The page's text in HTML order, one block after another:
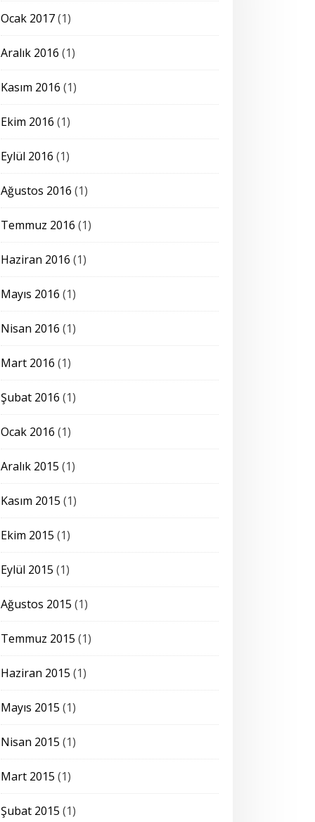
Ocak 2017(1)
Aralık 2016 (1)
Kasım 2016 (1)
Ekim 2016 (1)
Eylül 2016 (1)
Ağustos 2016 (1)
Temmuz 2016 (1)
Haziran 2016 (1)
Mayıs 2016 (1)
Nisan 2016 (1)
Mart 2016 (1)
Şubat 2016 (1)
Ocak 2016 (1)
Aralık 2015 (1)
Kasım 2015 (1)
Ekim 2015 (1)
Eylül 2015 (1)
Ağustos 2015 (1)
Temmuz 2015 (1)
Haziran 2015 (1)
Mayıs 2015 (1)
Nisan 2015 (1)
Mart 2015 (1)
Şubat 2015 (1)